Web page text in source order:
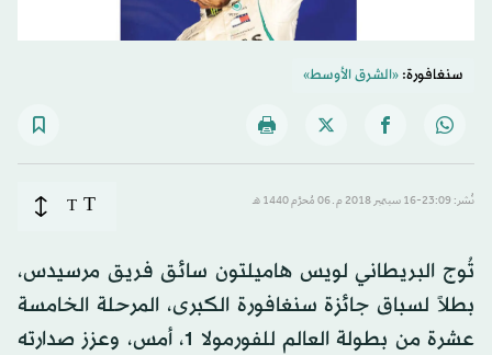
سنغافورة:«الشرق الأوسط»
نُشر: 23:09-16 سبتمبر 2018 م ـ 06 مُحرَّم 1440 هـ T
T
تُوج البريطاني لويس هاميلتون سائق فريق مرسيدس،
بطلاً لسباق جائزة سنغافورة الكبرى، المرحلة الخامسة
عشرة من بطولة العالم للفورمولا 1، أمس، وعزز صدارته